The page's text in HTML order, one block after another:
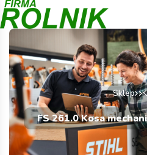
Sklep
FS 261.0 Kosa